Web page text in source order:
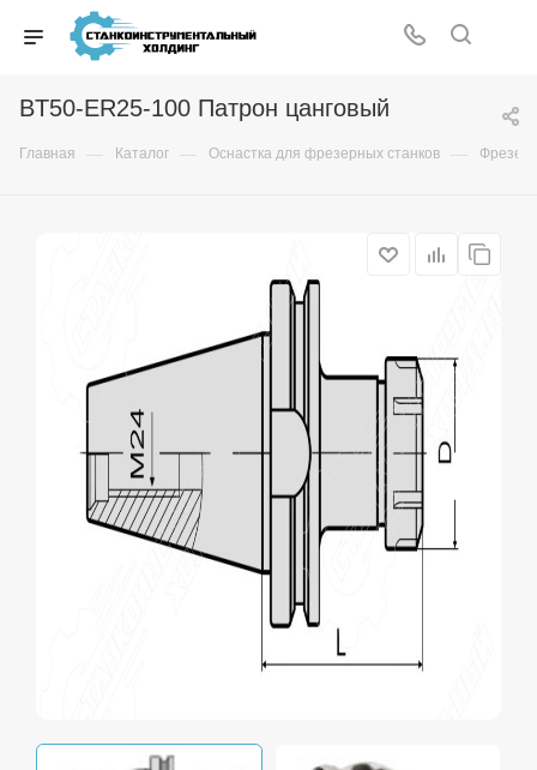
BT50-ER25-100 Патрон цанговый
Главная — Каталог — Оснастка для фрезерных станков —